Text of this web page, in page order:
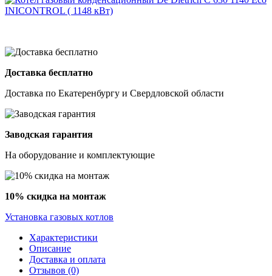
Доставка бесплатно
Доставка по Екатеренбургу и Свердловской области
Заводская гарантия
На оборудование и комплектующие
10% скидка на монтаж
Установка газовых котлов
Характеристики
Описание
Доставка и оплата
Отзывов (0)